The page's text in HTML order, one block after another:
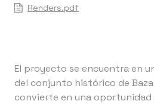
Renders.pdf
El proyecto se encuentra en
del conjunto histórico de Baza
convierte en una